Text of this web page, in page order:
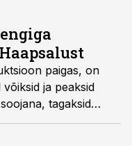
panevad
paigas, on
ja peaksid
tagaksid
ja hooldatavad,
õhutada, kuid ei